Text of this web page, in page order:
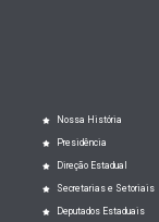
Nossa História
Presidência
Direção Estadual
Secretarias e Setoriais
Deputados Estaduais